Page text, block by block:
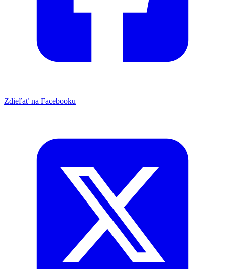
Zdieľať na Facebooku